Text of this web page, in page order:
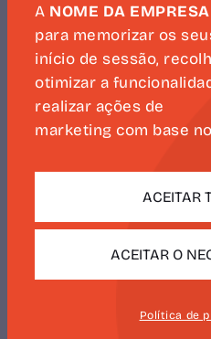
NEWSLETTER
CAMÕES 500
A NOME DA EMPRESA
para memorizar os
início de sessão,
otimizar a
realizar ações de
marketing com base
ACEITAR
ACEITAR O
Política de